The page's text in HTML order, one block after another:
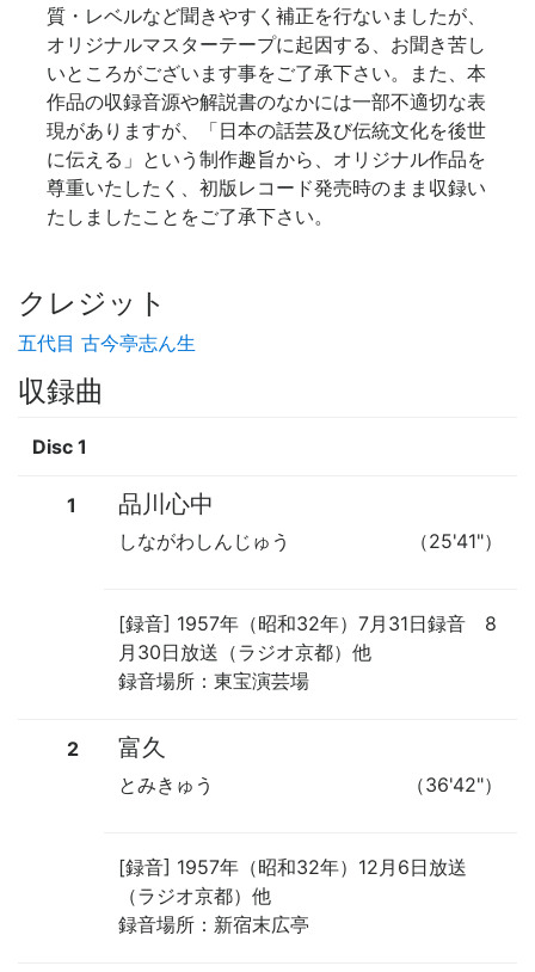
質・レベルなど聞きやすく補正を行ないましたが、
オリジナルマスターテープに起因する、お聞き苦し
いところがございます事をご了承下さい。また、本
作品の収録音源や解説書のなかには一部不適切な表
現がありますが、「日本の話芸及び伝統文化を後世
に伝える」という制作趣旨から、オリジナル作品を
尊重いたしたく、初版レコード発売時のまま収録い
たしましたことをご了承下さい。
クレジット
五代目 古今亭志ん生
収録曲
Disc 1
1 品川心中
（25'41"）
しながわしんじゅう
[録音] 1957年（昭和32年）7月31日録音 8
月30日放送（ラジオ京都）他
録音場所：東宝演芸場
2 富久
（36'42"）
とみきゅう
[録音] 1957年（昭和32年）12月6日放送
（ラジオ京都）他
録音場所：新宿末広亭